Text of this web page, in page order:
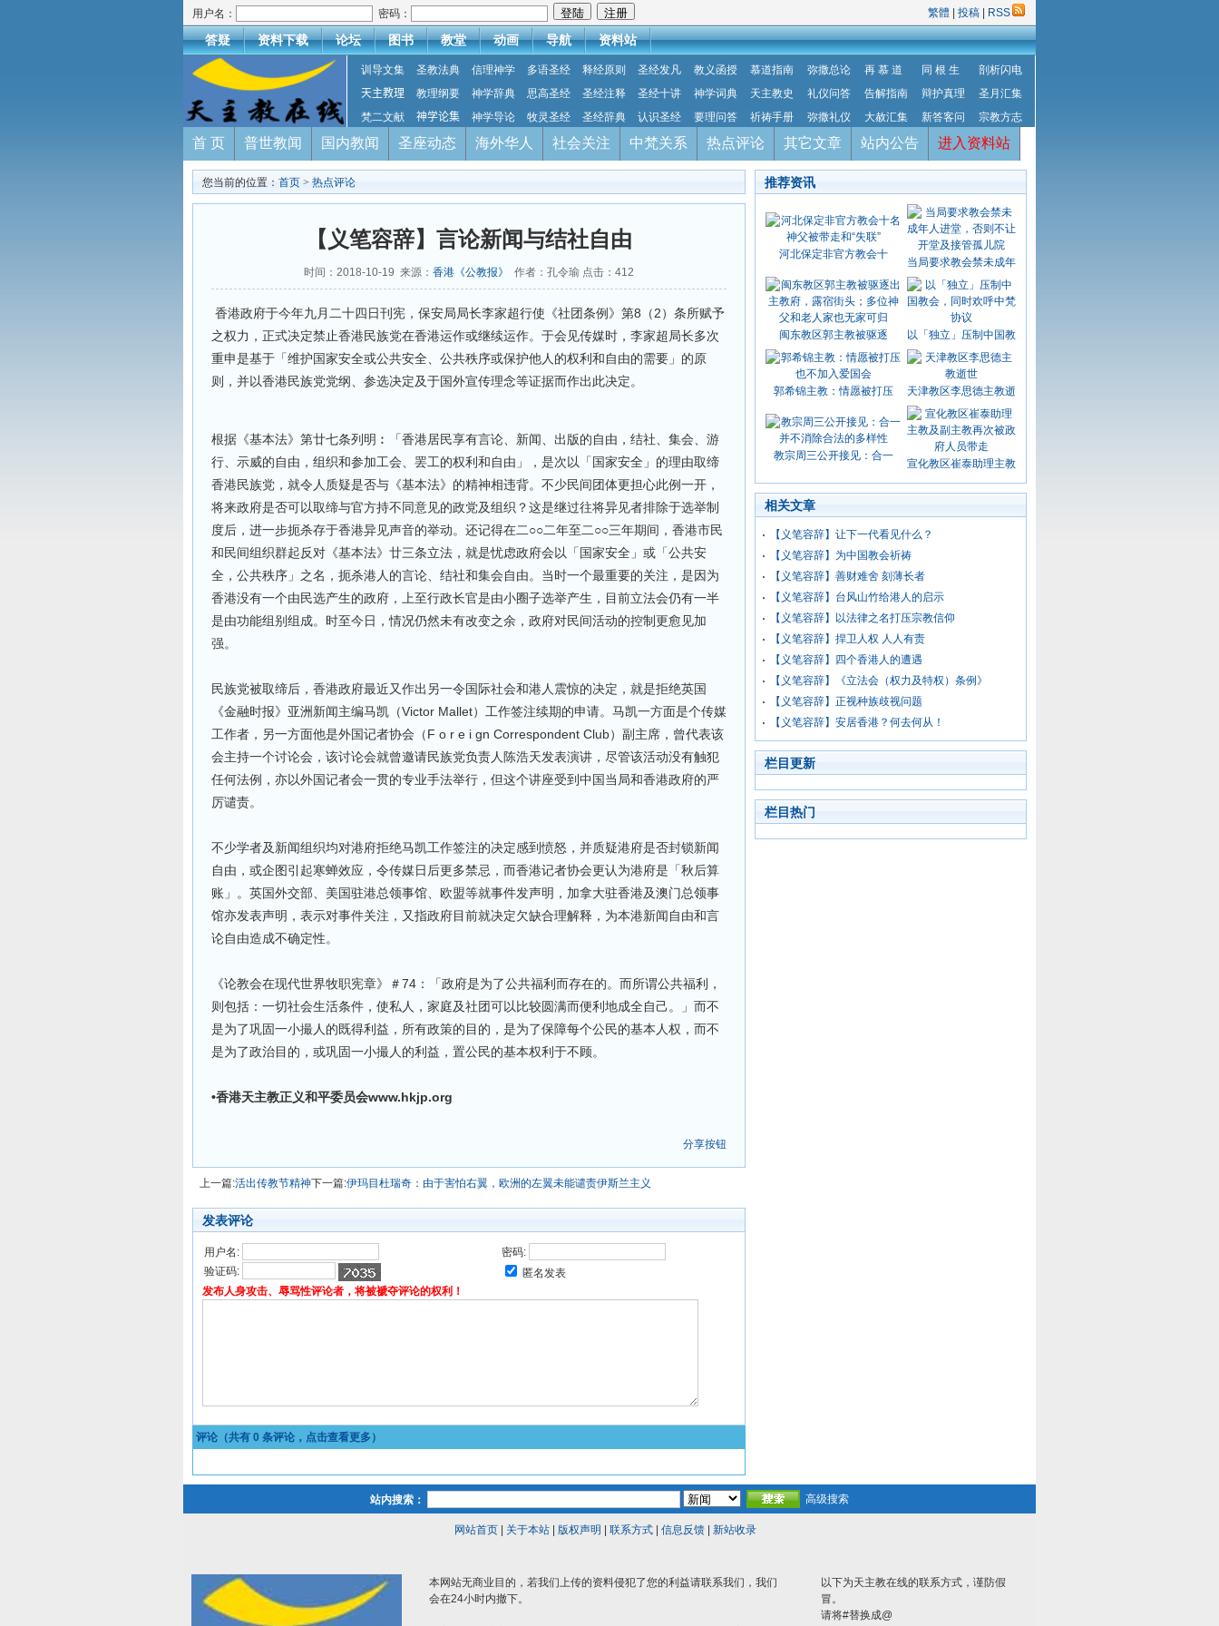
用户名： 密码： 繁體 投稿 RSS
答疑 资料下载 论坛 图书 教堂 动画 导航 资料站
训导文集 圣教法典 信理神学 多语圣经 释经原则 圣经发凡 教义函授 慕道指南 弥撒总论 再 慕 道 同 根 生
剖析闪电
天主教理
教理纲要 神学辞典 思高圣经 圣经注释 圣经十讲 神学词典 天主教史 礼仪问答 告解指南 辩护真理
圣月汇集
梵二文献
神学论集 神学导论 牧灵圣经 圣经辞典 认识圣经 要理问答 祈祷手册 弥撒礼仪 大赦汇集 新答客问 宗教方志
首 页 普世教闻 国内教闻 圣座动态 海外华人 社会关注 中梵关系 热点评论 其它文章 站内公告 进入资料站
您当前的位置： 首页 > 热点评论
【义笔容辞】言论新闻与结社自由
时间：2018-10-19 来源： 香港《公教报》 作者：孔令瑜 点击： 412
香港政府于今年九月二十四日刊宪，保安局局长李家超行使《社团条例》第8（2）条所赋予
之权力，正式决定禁止香港民族党在香港运作或继续运作。于会见传媒时，李家超局长多次
重申是基于「维护国家安全或公共安全、公共秩序或保护他人的权利和自由的需要」的原
则，并以香港民族党党纲、参选决定及于国外宣传理念等证据而作出此决定。
根据《基本法》第廿七条列明︰「香港居民享有言论、新闻、出版的自由，结社、集会、游
行、示威的自由，组织和参加工会、罢工的权利和自由」，是次以「国家安全」的理由取缔
香港民族党，就令人质疑是否与《基本法》的精神相违背。不少民间团体更担心此例一开，
将来政府是否可以取缔与官方持不同意见的政党及组织？这是继过往将异见者排除于选举制
度后，进一步扼杀存于香港异见声音的举动。还记得在二○○二年至二○○三年期间，香港市民
和民间组织群起反对《基本法》廿三条立法，就是忧虑政府会以「国家安全」或「公共安
全，公共秩序」之名，扼杀港人的言论、结社和集会自由。当时一个最重要的关注，是因为
香港没有一个由民选产生的政府，上至行政长官是由小圈子选举产生，目前立法会仍有一半
是由功能组别组成。时至今日，情况仍然未有改变之余，政府对民间活动的控制更愈见加
强。
民族党被取缔后，香港政府最近又作出另一令国际社会和港人震惊的决定，就是拒绝英国
《金融时报》亚洲新闻主编马凯（Victor Mallet）工作签注续期的申请。马凯一方面是个传媒
工作者，另一方面他是外国记者协会（F o r e i gn Correspondent Club）副主席，曾代表该
会主持一个讨论会，该讨论会就曾邀请民族党负责人陈浩天发表演讲，尽管该活动没有触犯
任何法例，亦以外国记者会一贯的专业手法举行，但这个讲座受到中国当局和香港政府的严
厉谴责。
不少学者及新闻组织均对港府拒绝马凯工作签注的决定感到愤怒，并质疑港府是否封锁新闻
自由，或企图引起寒蝉效应，令传媒日后更多禁忌，而香港记者协会更认为港府是「秋后算
账」。英国外交部、美国驻港总领事馆、欧盟等就事件发声明，加拿大驻香港及澳门总领事
馆亦发表声明，表示对事件关注，又指政府目前就决定欠缺合理解释，为本港新闻自由和言
论自由造成不确定性。
《论教会在现代世界牧职宪章》＃74：「政府是为了公共福利而存在的。而所谓公共福利，
则包括：一切社会生活条件，使私人，家庭及社团可以比较圆满而便利地成全自己。」而不
是为了巩固一小撮人的既得利益，所有政策的目的，是为了保障每个公民的基本人权，而不
是为了政治目的，或巩固一小撮人的利益，置公民的基本权利于不顾。
•香港天主教正义和平委员会www.hkjp.org
分享按钮
上一篇:活出传教节精神下一篇:伊玛目杜瑞奇：由于害怕右翼，欧洲的左翼未能谴责伊斯兰主义
发表评论
用户名:
密码:
验证码:
匿名发表
发布人身攻击、辱骂性评论者，将被褫夺评论的权利！
评论（共有 0 条评论，点击查看更多）
推荐资讯
河北保定非官方教会十
当局要求教会禁未成年
闽东教区郭主教被驱逐 以「独立」压制中国教
郭希锦主教：情愿被打压 天津教区李思德主教逝
教宗周三公开接见：合一
宣化教区崔泰助理主教
相关文章
【义笔容辞】让下一代看见什么？
【义笔容辞】为中国教会祈祷
【义笔容辞】善财难舍 刻薄长者
【义笔容辞】台风山竹给港人的启示
【义笔容辞】以法律之名打压宗教信仰
【义笔容辞】捍卫人权 人人有责
【义笔容辞】四个香港人的遭遇
【义笔容辞】《立法会（权力及特权）条例》
【义笔容辞】正视种族歧视问题
【义笔容辞】安居香港？何去何从！
栏目更新
栏目热门
站内搜索： 高级搜索
网站首页| 关于本站| 版权声明 联系方式| 信息反馈| 新站收录
本网站无商业目的，若我们上传的资料侵犯了您的利益请联系我们，我们
会在24小时内撤下。
以下为天主教在线的联系方式，谨防假
冒。
请将#替换成@